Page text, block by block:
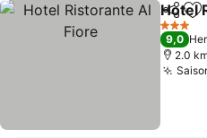
Teilen
Hotel
3 Sterne
9,0
2.0